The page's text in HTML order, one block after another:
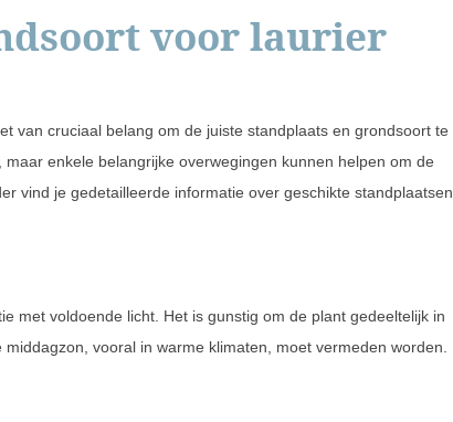
voor laurier
van cruciaal belang om de juiste standplaats en grondsoort te
enkele belangrijke overwegingen kunnen helpen om de
vind je gedetailleerde informatie over geschikte standplaatsen
met voldoende licht. Het is gunstig om de plant gedeeltelijk in
vooral in warme klimaten, moet vermeden worden.